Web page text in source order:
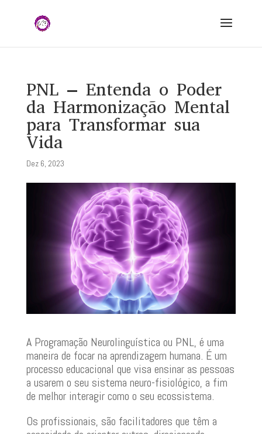
PNL – Entenda o Poder
da Harmonização Mental
para Transformar sua
Vida
Dez 6, 2023
A Programação Neurolinguística ou PNL, é uma
maneira de focar na aprendizagem humana. É um
processo educacional que visa ensinar as pessoas
a usarem o seu sistema neuro-fisiológico, a fim
de melhor interagir como o seu ecossistema.
Os profissionais, são facilitadores que têm a